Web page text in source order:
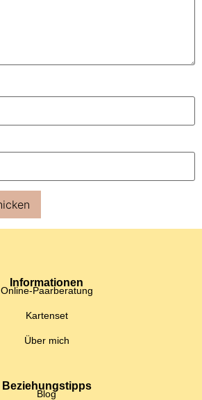
Informationen
Online-Paarberatung
Kartenset
Über mich
Beziehungstipps
Blog